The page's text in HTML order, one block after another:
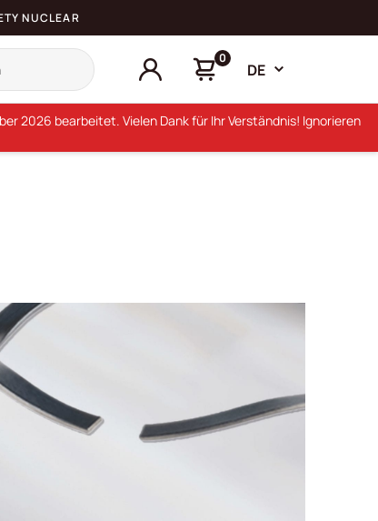
NUCLEAR
0
DE
2026 bearbeitet. Vielen Dank für Ihr Verständnis! Ignorieren